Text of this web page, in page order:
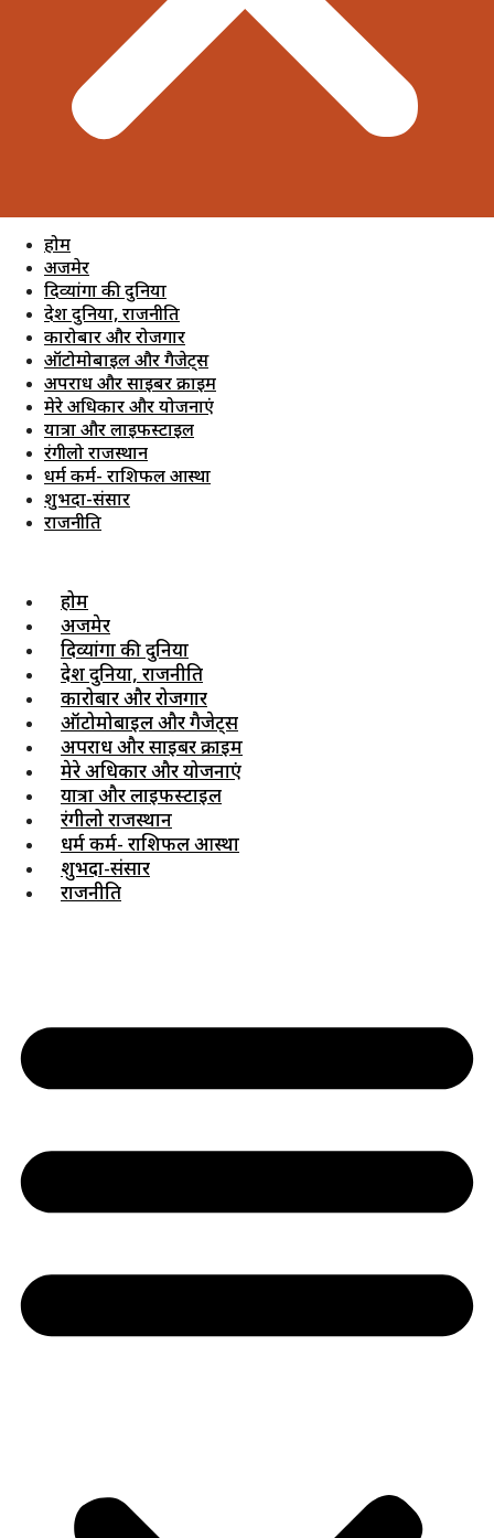
होम
अजमेर
दिव्यांगों की दुनिया
देश दुनिया, राजनीति
कारोबार और रोजगार
ऑटोमोबाइल और गैजेट्स
अपराध और साइबर क्राइम
मेरे अधिकार और योजनाएं
यात्रा और लाइफस्टाइल
रंगीलो राजस्थान
धर्म कर्म- राशिफल आस्था
शुभदा-संसार
राजनीति
होम
अजमेर
दिव्यांगों की दुनिया
देश दुनिया, राजनीति
कारोबार और रोजगार
ऑटोमोबाइल और गैजेट्स
अपराध और साइबर क्राइम
मेरे अधिकार और योजनाएं
यात्रा और लाइफस्टाइल
रंगीलो राजस्थान
धर्म कर्म- राशिफल आस्था
शुभदा-संसार
राजनीति